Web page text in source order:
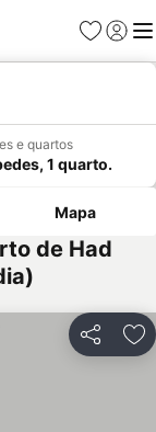
Favoritos
Iniciar
e quartos
1 quarto.
Mapa
de Had
Partilhar